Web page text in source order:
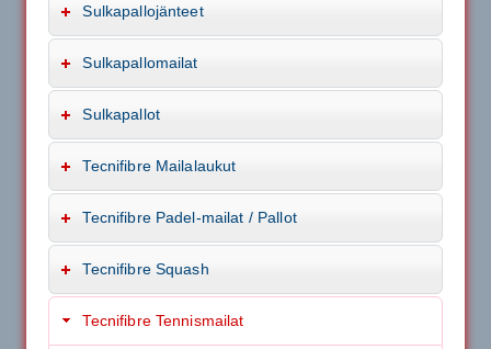
Sulkapallojänteet
Sulkapallomailat
Sulkapallot
Tecnifibre Mailalaukut
Tecnifibre Padel-mailat / Pallot
Tecnifibre Squash
Tecnifibre Tennismailat